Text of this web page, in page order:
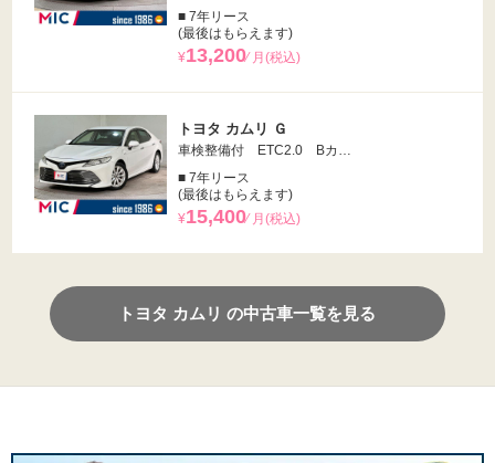
■ 7年リース
(最後はもらえます)
¥13,200⁄ 月(税込)
トヨタ カムリ Ｇ
車検整備付 ETC2.0 Bカ…
■ 7年リース
(最後はもらえます)
¥15,400⁄ 月(税込)
トヨタ カムリ の中古車一覧を見る